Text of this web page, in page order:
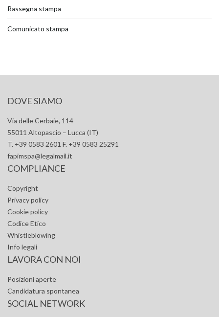
Rassegna stampa
Comunicato stampa
DOVE SIAMO
Via delle Cerbaie, 114
55011 Altopascio – Lucca (IT)
T. +39 0583 2601 F. +39 0583 25291
fapimspa@legalmail.it
COMPLIANCE
Copyright
Privacy policy
Cookie policy
Codice Etico
Whistleblowing
Info legali
LAVORA CON NOI
Posizioni aperte
Candidatura spontanea
SOCIAL NETWORK